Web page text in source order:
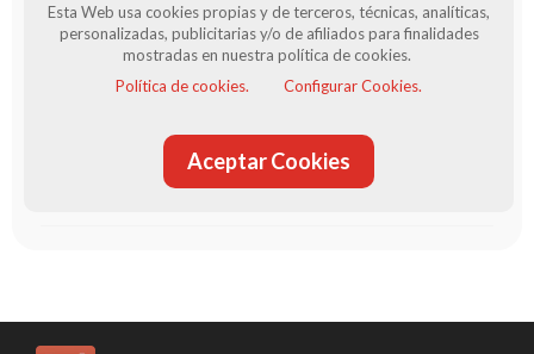
Producte venut per El Cuquet
Cistelles per a nadons...... ah....¡¡¡ I pijameria per a tota la
familia ......... Veniu i veureu que coses més boniques que
tenim. Les millors marqués al millor Preu.......
Esta Web usa cookies propias y de terceros, técnicas, analíticas,
personalizadas, publicitarias y/o de afiliados para finalidades
mostradas en nuestra política de cookies.
Política de cookies.
Configurar Cookies.
Aceptar Cookies